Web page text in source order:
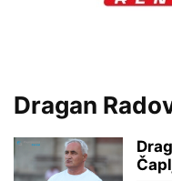
Dragan